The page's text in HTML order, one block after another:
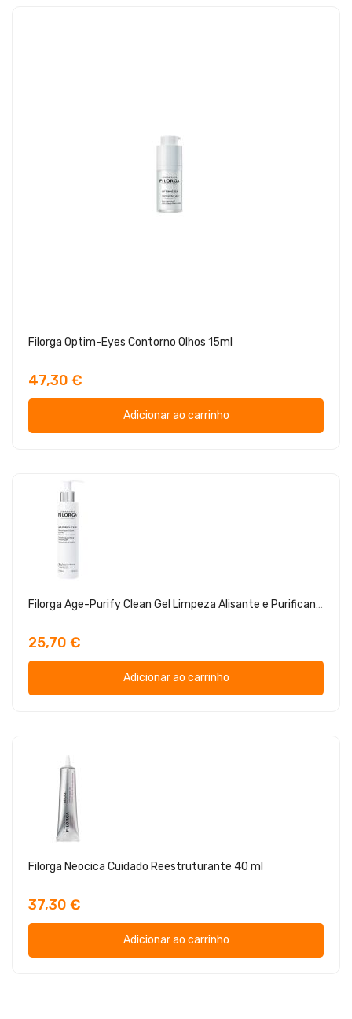
Filorga Optim-Eyes Contorno Olhos 15ml
47,30 €
Adicionar ao carrinho
Filorga Age-Purify Clean Gel Limpeza Alisante e Purificante 150ml
25,70 €
Adicionar ao carrinho
Filorga Neocica Cuidado Reestruturante 40 ml
37,30 €
Adicionar ao carrinho